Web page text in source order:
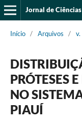
Início / Arquivos /
PRÓTESES
NO
PIAUÍ